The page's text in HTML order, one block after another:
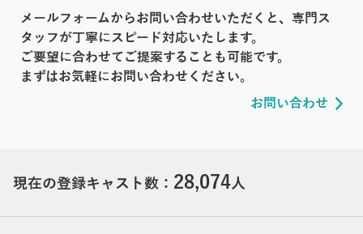
メールフォームからお問い合わせいただくと、専門ス
タッフが丁寧にスピード対応いたします。
ご要望に合わせてご提案することも可能です。
まずはお気軽にお問い合わせください。
お問い合わせ
現在の登録キャスト数： 28,074人